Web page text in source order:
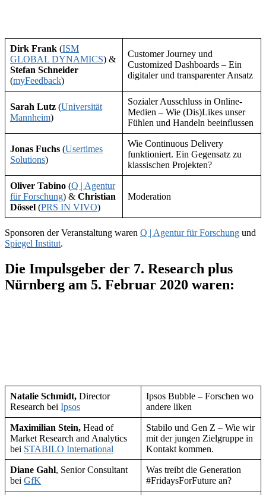
Dirk Frank (ISM
GLOBAL DYNAMICS) &
Stefan Schneider
(myFeedback)
Customer Journey und
Customized Dashboards – Ein
digitaler und transparenter Ansatz
Sarah Lutz (Universität
Mannheim)
Sozialer Ausschluss in Online-
Medien – Wie (Dis)Likes unser
Fühlen und Handeln beeinflussen
Jonas Fuchs (Usertimes
Solutions)
Wie Continuous Delivery
funktioniert. Ein Gegensatz zu
klassischen Projekten?
Oliver Tabino (Q | Agentur
für Forschung) & Christian
Dössel (PRS IN VIVO)
Moderation
Sponsoren der Veranstaltung waren Q | Agentur für Forschung und
Spiegel Institut.
Die Impulsgeber der 7. Research plus
Nürnberg am 5. Februar 2020 waren:
Natalie Schmidt, Director
Research bei Ipsos
Ipsos Bubble – Forschen wo
andere liken
Maximilian Stein, Head of
Market Research and Analytics
bei STABILO International
Stabilo und Gen Z – Wie wir
mit der jungen Zielgruppe in
Kontakt kommen.
Diane Gahl, Senior Consultant
bei GfK
Was treibt die Generation
#FridaysForFuture an?